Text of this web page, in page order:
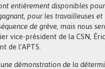
entièrement disponibles
pour les travailleuses
de grève, mais nous
président de la CSN,
de l’APTS.
démonstration de la